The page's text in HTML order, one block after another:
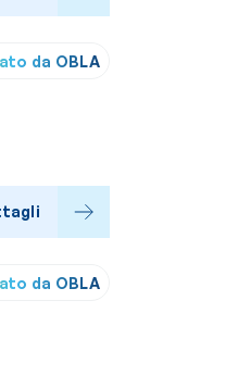
da OBLA
da OBLA